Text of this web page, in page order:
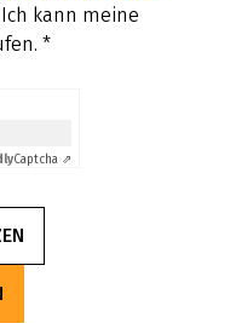
kann meine
*
Captcha ⇗